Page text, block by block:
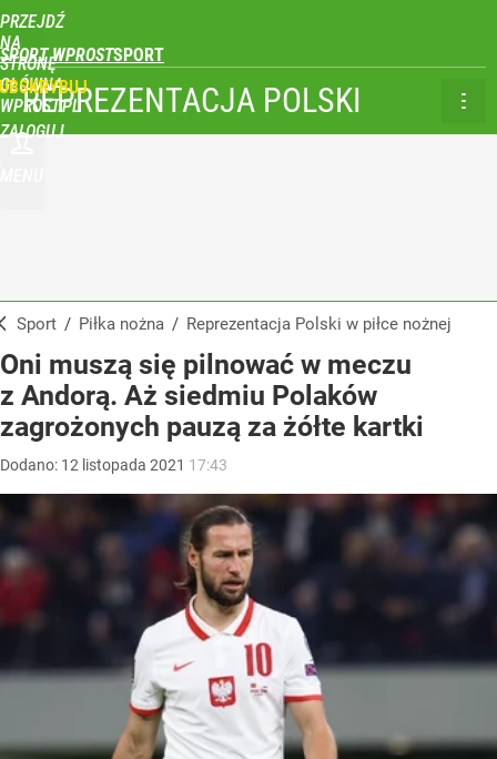
PRZEJDŹ
NA
STRONĘ
GŁÓWNĄ
WPROST.PL
SPORT WPROST
ZALOGUJ
REPREZENTACJA POLSKI
Sport / Piłka nożna / Reprezentacja Polski w piłce nożnej
Oni muszą się pilnować w meczu
z Andorą. Aż siedmiu Polaków
zagrożonych pauzą za żółte kartki
Dodano: 12 listopada 2021 17:43